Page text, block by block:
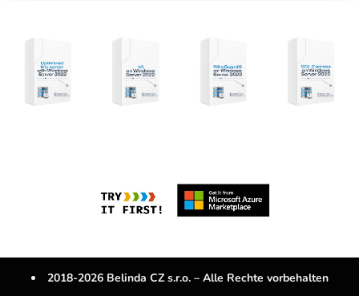
2018-2026 Belinda CZ s.r.o. – Alle Rechte vorbehalten